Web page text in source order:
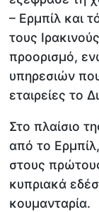
– Ερμπίλ και
τους
προορισμό,
υπηρεσιών
εταιρείες το
Στο πλαίσιο
από το
στους
κυπριακά
κουμανταρία.